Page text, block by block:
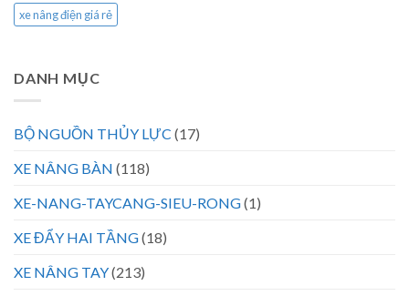
xe nâng điện giá rẻ
DANH MỤC
BỘ NGUỒN THỦY LỰC (17)
XE NÂNG BÀN (118)
XE-NANG-TAYCANG-SIEU-RONG(1)
XE ĐẨY HAI TẦNG(18)
XE NÂNG TAY(213)